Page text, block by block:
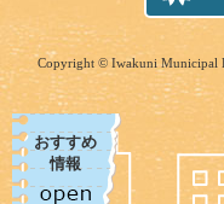
Copyright © Iwakuni Municipal
おすすめ
情報